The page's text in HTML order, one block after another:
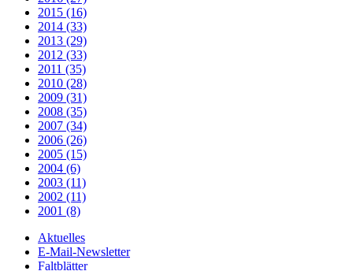
2015 (16)
2014 (33)
2013 (29)
2012 (33)
2011 (35)
2010 (28)
2009 (31)
2008 (35)
2007 (34)
2006 (26)
2005 (15)
2004 (6)
2003 (11)
2002 (11)
2001 (8)
Aktuelles
E-Mail-Newsletter
Faltblätter